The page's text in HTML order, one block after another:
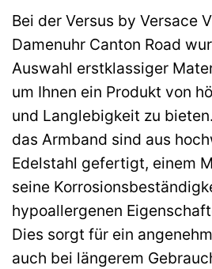
Bei der Versus by Versace
Damenuhr Canton Road
Auswahl erstklassiger
um Ihnen ein Produkt von
und Langlebigkeit zu
das Armband sind aus
Edelstahl gefertigt, einem
seine
hypoallergenen
Dies sorgt für ein
auch bei längerem